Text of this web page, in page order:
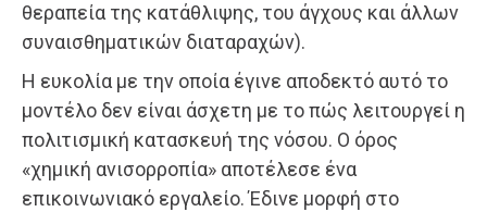
θεραπεία της κατάθλιψης, του άγχους και άλλων
συναισθηματικών διαταραχών).
Η ευκολία με την οποία έγινε αποδεκτό αυτό το
μοντέλο δεν είναι άσχετη με το πώς λειτουργεί η
πολιτισμική κατασκευή της νόσου. Ο όρος
«χημική ανισορροπία» αποτέλεσε ένα
επικοινωνιακό εργαλείο. Έδινε μορφή στο